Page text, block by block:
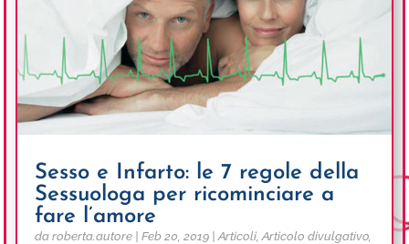
Sesso e Infarto: le 7 regole della
Sessuologa per ricominciare a
fare l’amore
daroberta.autore |Feb 20, 2019 |Articoli ,Articolo divulgativo